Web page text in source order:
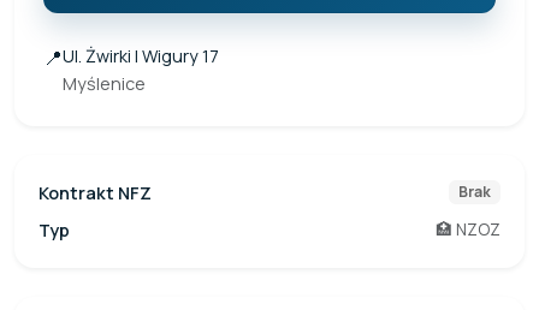
📍Ul. Żwirki I Wigury 17
Myślenice
Kontrakt NFZ Brak
Typ 🏥 NZOZ